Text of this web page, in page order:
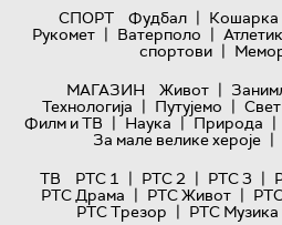
СПОРТ
Фудбал | Кошарка
Рукомет | Ватерполо |
спортови |
МАГАЗИН
Живот |
Технологијa | Путујемо |
Филм и ТВ | Наука | Природа |
За мале велике хероје |
ТВ
РТС 1 | РТС 2 | РТС 3 |
РТС Драма | РТС Живот |
РТС Трезор | РТС Музика